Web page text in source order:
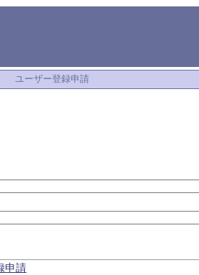
ユーザー登録申請
申請